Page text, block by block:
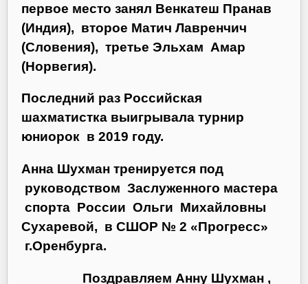
первое место занял Венкатеш Пранав
(Индия), второе Матич Лавренчич
(Словения), третье Эльхам Амар
(Норвегия).
Последний раз Российская
шахматистка выигрывала турнир
юниорок в 2019 году.
Анна Шухман тренируется под
руководством Заслуженного мастера
спорта России Ольги Михайловны
Сухаревой, в СШОР № 2 «Прогресс»
г.Оренбурга.
Поздравляем Анну Шухман ,